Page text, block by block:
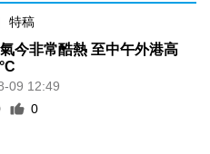
特稿
今非常酷熱 至中午外港高
09 12:49
0